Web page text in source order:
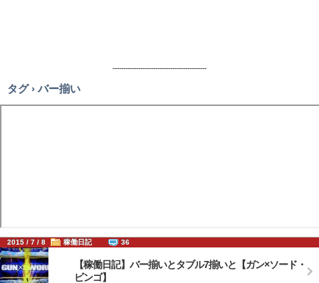
--------------------------------------------
タグ › バー揃い
2015 / 7 / 8 稼働日記 36
【稼働日記】バー揃いとタブル7揃いと【ガン×ソード・
ビンゴ】